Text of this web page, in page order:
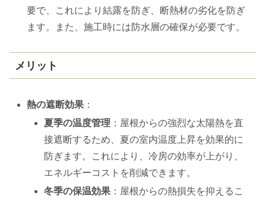
要で、これにより結露を防ぎ、断熱材の劣化を防ぎ
ます。また、施工時には防水層の確保が必要です。
メリット
熱の遮断効果 ：
夏季の温度管理 ：屋根からの強烈な太陽熱を直
接遮断するため、夏の室内温度上昇を効果的に
防ぎます。これにより、冷房の効率が上がり、
エネルギーコストを削減できます。
冬季の保温効果 ：屋根からの熱損失を抑えるこ